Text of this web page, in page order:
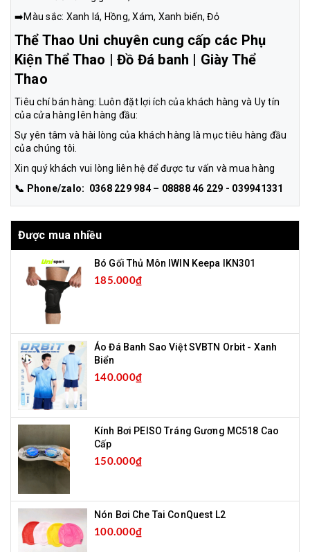
➡️Màu sắc: Xanh lá, Hồng, Xám, Xanh biển, Đỏ
Thể Thao Uni chuyên cung cấp các Phụ
Kiện Thể Thao | Đồ Đá banh | Giày Thể
Thao
Tiêu chí bán hàng: Luôn đặt lợi ích của khách hàng và Uy tín
của cửa hàng lên hàng đầu:
Sự yên tâm và hài lòng của khách hàng là mục tiêu hàng đầu
của chúng tôi.
Xin quý khách vui lòng liên hệ để được tư vấn và mua hàng
📞 Phone/zalo: 0368 229 984 – 08888 46 229 - 039941331
Được mua nhiều
Bó Gối Thủ Môn IWIN Keepa IKN301
185.000₫
Áo Đá Banh Sao Việt SVBTN Orbit - Xanh
Biển
140.000₫
Kính Bơi PEISO Tráng Gương MC518 Cao
Cấp
150.000₫
Nón Bơi Che Tai ConQuest L2
100.000₫